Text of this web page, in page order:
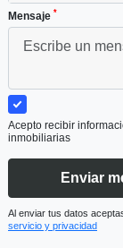
Mensaje *
Acepto recibir
inmobiliarias
Enviar
Al enviar tus datos
servicio y privacidad